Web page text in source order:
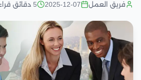
فريق العمل 2025-12-07 5 دقائق قراءة